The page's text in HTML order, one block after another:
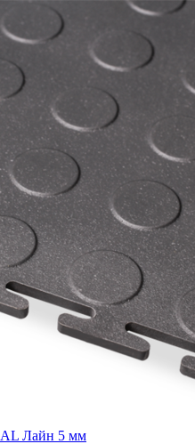
Лайн 5 мм